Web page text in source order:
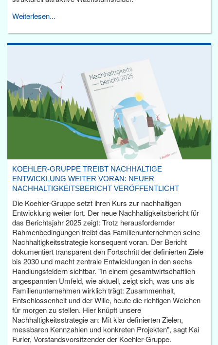
Weiterlesen...
KOEHLER-GRUPPE TREIBT NACHHALTIGE
ENTWICKLUNG WEITER VORAN: NEUER
NACHHALTIGKEITSBERICHT VERÖFFENTLICHT
Die Koehler-Gruppe setzt ihren Kurs zur nachhaltigen
Entwicklung weiter fort. Der neue Nachhaltigkeitsbericht für
das Berichtsjahr 2025 zeigt: Trotz herausfordernder
Rahmenbedingungen treibt das Familienunternehmen seine
Nachhaltigkeitsstrategie konsequent voran. Der Bericht
dokumentiert transparent den Fortschritt der definierten Ziele
bis 2030 und macht zentrale Entwicklungen in den sechs
Handlungsfeldern sichtbar. "In einem gesamtwirtschaftlich
angespannten Umfeld, wie aktuell, zeigt sich, was uns als
Familienunternehmen wirklich trägt: Zusammenhalt,
Entschlossenheit und der Wille, heute die richtigen Weichen
für morgen zu stellen. Hier knüpft unsere
Nachhaltigkeitsstrategie an: Mit klar definierten Zielen,
messbaren Kennzahlen und konkreten Projekten", sagt Kai
Furler, Vorstandsvorsitzender der Koehler-Gruppe.